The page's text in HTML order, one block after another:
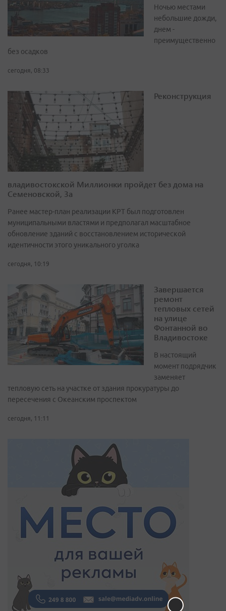
Ночью местами
небольшие дожди,
днем -
преимущественно
без осадков
сегодня, 08:33
Реконструкция
владивостокской Миллионки пройдет без дома на
Семеновской, 3а
Ранее мастер-план реализации КРТ был подготовлен
муниципальными властями и предполагал масштабное
обновление зданий с восстановлением исторической
идентичности этого уникального уголка
сегодня, 10:19
Завершается
ремонт
тепловых сетей
на улице
Фонтанной во
Владивостоке
В настоящий
момент подрядчик
заменяет
тепловую сеть на участке от здания прокуратуры до
пересечения с Океанским проспектом
сегодня, 11:11